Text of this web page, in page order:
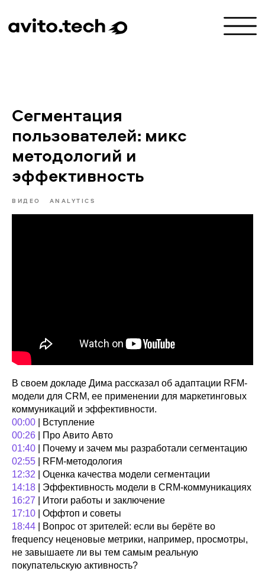
Сегментация
пользователей: микс
методологий и
эффективность
ВИДЕО ANALYTICS
В своем докладе Дима рассказал об адаптации RFM-
модели для CRM, ее применении для маркетинговых
коммуникаций и эффективности.
00:00 | Вступление
00:26 | Про Авито Авто
01:40 | Почему и зачем мы разработали сегментацию
02:55 | RFM-методология
12:32 | Оценка качества модели сегментации
14:18 | Эффективность модели в CRM-коммуникациях
16:27 | Итоги работы и заключение
17:10 | Оффтоп и советы
18:44 | Вопрос от зрителей: если вы берёте во
frequency неценовые метрики, например, просмотры,
не завышаете ли вы тем самым реальную
покупательскую активность?